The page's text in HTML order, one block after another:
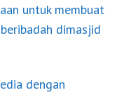
untuk membuat
dimasjid
dengan